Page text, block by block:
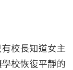
校長知道女主
校恢復平靜的